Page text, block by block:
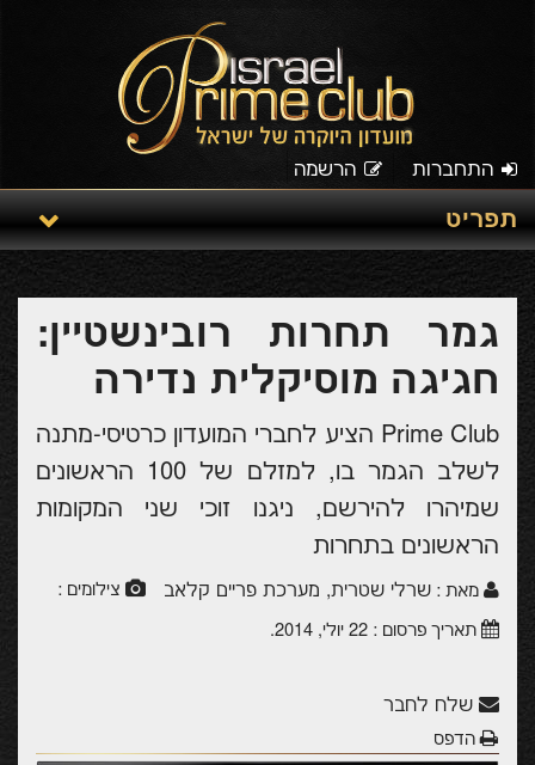
התחברות הרשמה
תפריט
גמר תחרות רובינשטיין:
חגיגה מוסיקלית נדירה
Prime Club הציע לחברי המועדון כרטיסי-מתנה
לשלב הגמר בו, למזלם של 100 הראשונים
שמיהרו להירשם, ניגנו זוכי שני המקומות
הראשונים בתחרות
מאת : שרלי שטרית, מערכת פריים קלאב
צילומים :
תאריך פרסום : 22 יולי, 2014 .
שלח לחבר
הדפס